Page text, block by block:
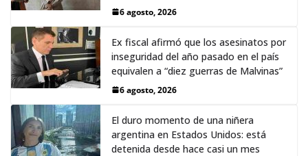
6 agosto, 2026
Ex fiscal afirmó que los asesinatos por
inseguridad del año pasado en el país
equivalen a “diez guerras de Malvinas”
6 agosto, 2026
El duro momento de una niñera
argentina en Estados Unidos: está
detenida desde hace casi un mes